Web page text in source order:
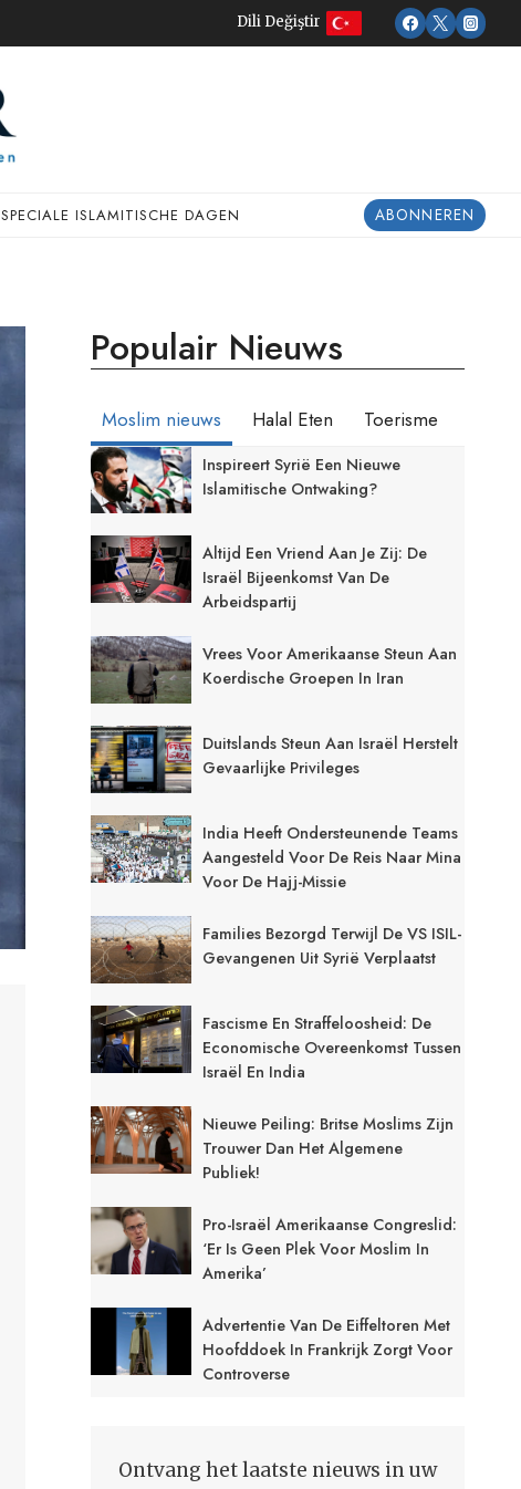
Dili Değiştir
SPECIALE ISLAMITISCHE DAGEN ABONNEREN
Populair Nieuws
Moslim nieuws Halal Eten Toerisme
Inspireert Syrië Een Nieuwe
Islamitische Ontwaking?
Altijd Een Vriend Aan Je Zij: De
Israël Bijeenkomst Van De
Arbeidspartij
Vrees Voor Amerikaanse Steun Aan
Koerdische Groepen In Iran
Duitslands Steun Aan Israël Herstelt
Gevaarlijke Privileges
India Heeft Ondersteunende Teams
Aangesteld Voor De Reis Naar Mina
Voor De Hajj-Missie
Families Bezorgd Terwijl De VS ISIL-
Gevangenen Uit Syrië Verplaatst
Fascisme En Straffeloosheid: De
Economische Overeenkomst Tussen
Israël En India
Nieuwe Peiling: Britse Moslims Zijn
Trouwer Dan Het Algemene
Publiek!
Pro-Israël Amerikaanse Congreslid:
‘Er Is Geen Plek Voor Moslim In
Amerika’
Advertentie Van De Eiffeltoren Met
Hoofddoek In Frankrijk Zorgt Voor
Controverse
Ontvang het laatste nieuws in uw